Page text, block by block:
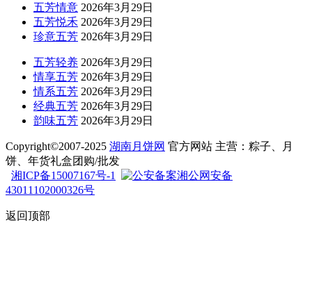
五芳情意 2026年3月29日
五芳悦禾 2026年3月29日
珍意五芳 2026年3月29日
五芳轻养 2026年3月29日
情享五芳 2026年3月29日
情系五芳 2026年3月29日
经典五芳 2026年3月29日
韵味五芳 2026年3月29日
Copyright©2007-2025 湖南月饼网 官方网站 主营：粽子、月
饼、年货礼盒团购/批发
湘ICP备15007167号-1
湘公网安备
43011102000326号
返回顶部